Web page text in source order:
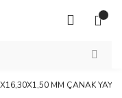
MM ÇANAK YAY